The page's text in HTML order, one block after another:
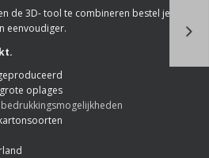
de 3D- tool te combineren bestel je
eenvoudiger.
oplages